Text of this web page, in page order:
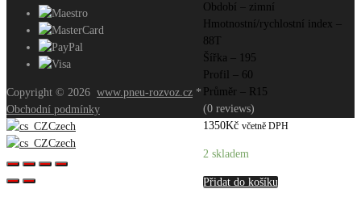
Období – zimní
Hmotnostní/rychlostní index –
88T
Šířka – 195
Profil – 60
Průměr – R15
(0 reviews)
1350Kč včetně DPH
2 skladem
Přidat do košíku
Copyright © 2026 www.pneu-rozvoz.cz *
Obchodní podmínky
Czech
Czech